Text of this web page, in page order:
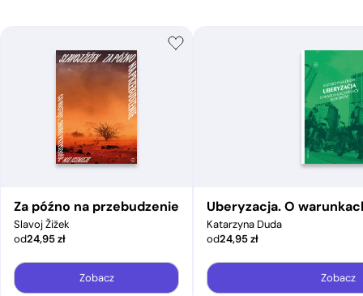
Za późno na przebudzenie
Slavoj Žižek
od24,95zł
Zobacz
Uberyzacja. O
Katarzyna Duda
od24,95zł
Zobacz